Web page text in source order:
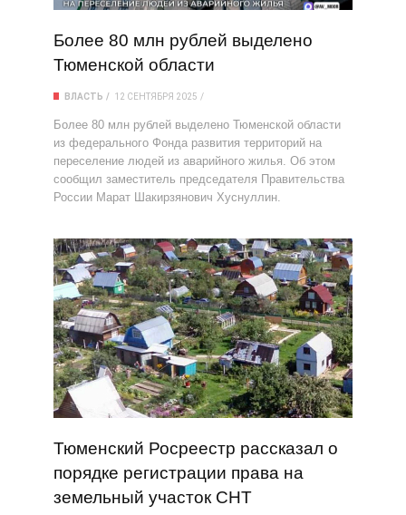
Более 80 млн рублей выделено
Тюменской области
ВЛАСТЬ 12 СЕНТЯБРЯ 2025
Более 80 млн рублей выделено Тюменской области
из федерального Фонда развития территорий на
переселение людей из аварийного жилья. Об этом
сообщил заместитель председателя Правительства
России Марат Шакирзянович Хуснуллин.
Тюменский Росреестр рассказал о
порядке регистрации права на
земельный участок СНТ